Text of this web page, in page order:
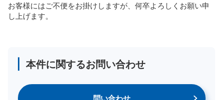
お客様にはご不便をお掛けしますが、何卒よろしくお願い申
し上げます。
本件に関するお問い合わせ
問い合わせ